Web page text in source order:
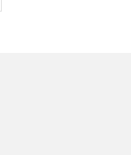
als na
deze